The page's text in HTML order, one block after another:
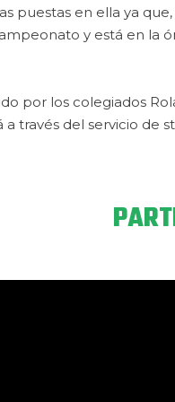
puestas en ella ya
y está en la
por los colegiados
a través del servicio de